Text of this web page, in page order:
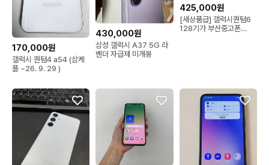
170,000원
갤럭시 퀀텀4 a54 (삼케
플 ~26. 9. 29 )
430,000원
삼성 갤럭시 A37 5G 라
벤더 자급제 미개봉
425,000원
[새상품급] 갤럭시퀀텀6
128기가 부산중고폰